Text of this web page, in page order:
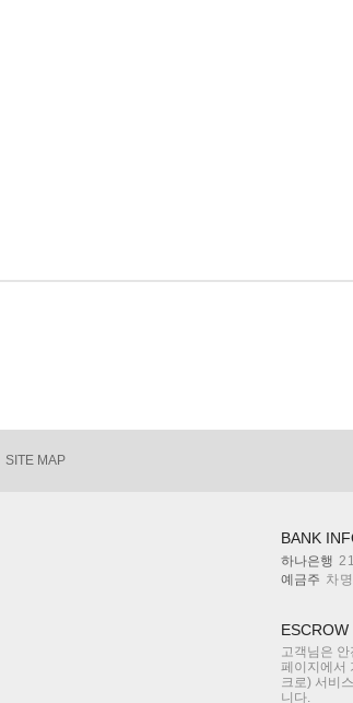
SITE MAP
BANK
하나은행
예금주 차
고객님은
페이지에서
크로) 서비
니다.